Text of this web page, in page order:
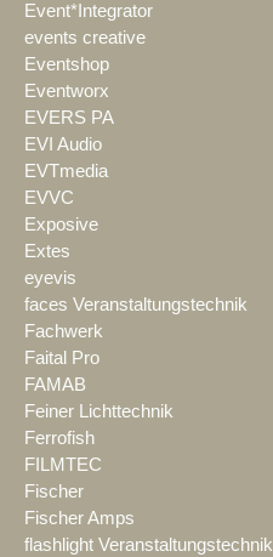
Event*Integrator
events creative
Eventshop
Eventworx
EVERS PA
EVI Audio
EVTmedia
EVVC
Exposive
Extes
eyevis
faces Veranstaltungstechnik
Fachwerk
Faital Pro
FAMAB
Feiner Lichttechnik
Ferrofish
FILMTEC
Fischer
Fischer Amps
flashlight Veranstaltungstechnik